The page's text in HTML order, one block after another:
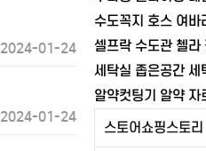
2024-01-24
2024-01-24
스토어쇼핑스토리